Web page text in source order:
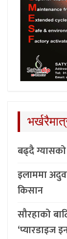
बढ्दै
इलाममा
किसान
सौरहाको
‘प्यारडाइज